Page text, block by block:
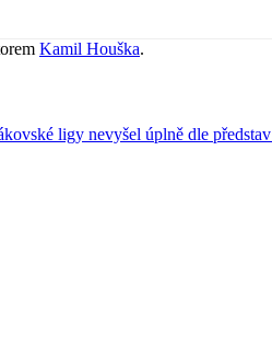
Kamil Houška.
ligy nevyšel úplně dle představ